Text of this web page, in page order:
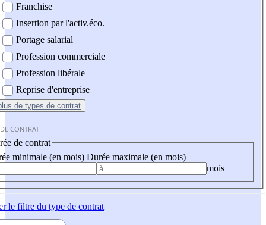
Franchise
Insertion par l'activ.éco.
Portage salarial
Profession commerciale
Profession libérale
Reprise d'entreprise
de types de contrat
CONTRAT
de contrat
minimale (en mois) Durée maximale (en mois)
mois
le filtre du type de contrat